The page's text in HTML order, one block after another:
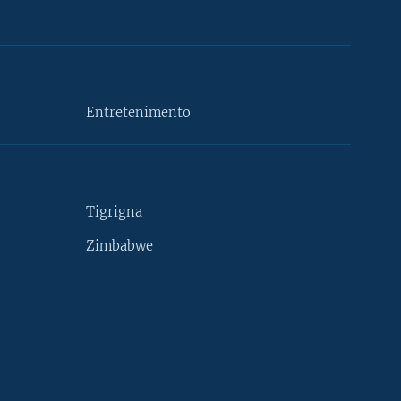
Entretenimento
Tigrigna
Zimbabwe